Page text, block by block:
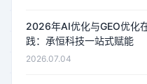
2026年AI优化与GEO优化
践：承恒科技一站式赋能
2026.07.04